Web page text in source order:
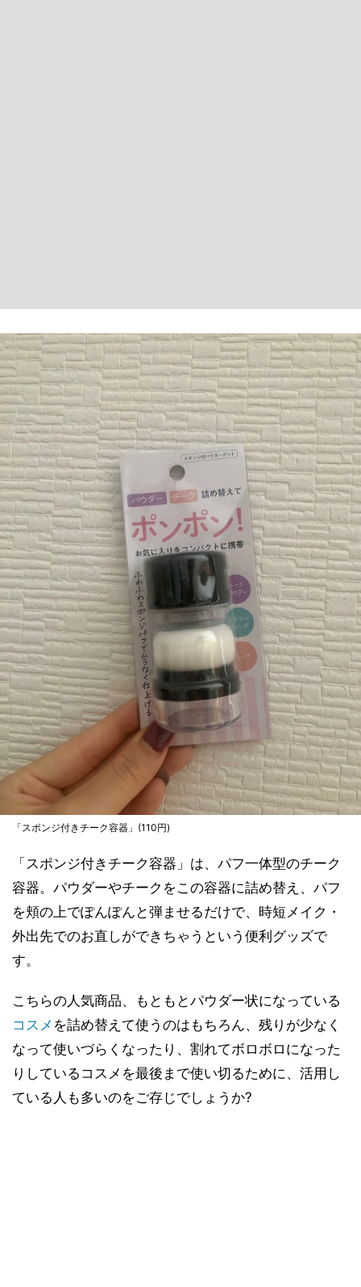
「スポンジ付きチーク容器」(110円)
「スポンジ付きチーク容器」は、パフ一体型のチーク
容器。パウダーやチークをこの容器に詰め替え、パフ
を頬の上でぽんぽんと弾ませるだけで、時短メイク・
外出先でのお直しができちゃうという便利グッズで
す。
こちらの人気商品、もともとパウダー状になっている
コスメ を詰め替えて使うのはもちろん、残りが少なく
なって使いづらくなったり、割れてボロボロになった
りしているコスメを最後まで使い切るために、活用し
ている人も多いのをご存じでしょうか?